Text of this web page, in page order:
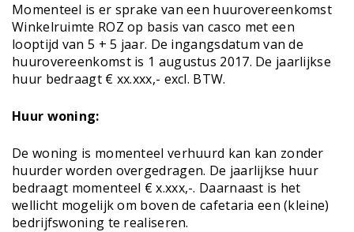
Momenteel is er sprake van een huurovereenkomst
Winkelruimte ROZ op basis van casco met een
looptijd van 5 + 5 jaar. De ingangsdatum van de
huurovereenkomst is 1 augustus 2017. De jaarlijkse
huur bedraagt € xx.xxx,- excl. BTW.
Huur woning:
De woning is momenteel verhuurd kan kan zonder
huurder worden overgedragen. De jaarlijkse huur
bedraagt momenteel € x.xxx,-. Daarnaast is het
wellicht mogelijk om boven de cafetaria een (kleine)
bedrijfswoning te realiseren.